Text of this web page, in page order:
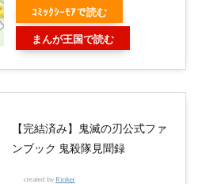
ｺﾐｯｸｼｰﾓｱで読む
まんが王国で読む
【完結済み】鬼滅の刃公式ファ
ンブック 鬼殺隊見聞録
created by Rinker